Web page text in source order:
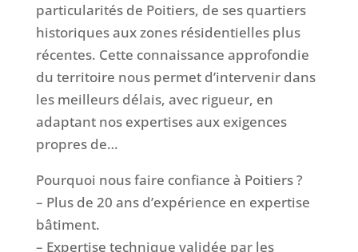
particularités de Poitiers, de ses quartiers
historiques aux zones résidentielles plus
récentes. Cette connaissance approfondie
du territoire nous permet d’intervenir dans
les meilleurs délais, avec rigueur, en
adaptant nos expertises aux exigences
propres de…
Pourquoi nous faire confiance à Poitiers ?
– Plus de 20 ans d’expérience en expertise
bâtiment.
– Expertise technique validée par les